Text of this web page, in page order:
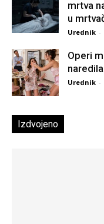
mrtva
u
Urednik -
Operi
Urednik -
Izdvojeno